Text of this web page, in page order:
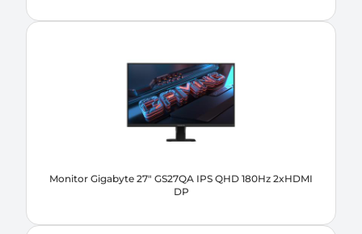
Monitor Gigabyte 27" GS27QA IPS QHD 180Hz 2xHDMI
DP